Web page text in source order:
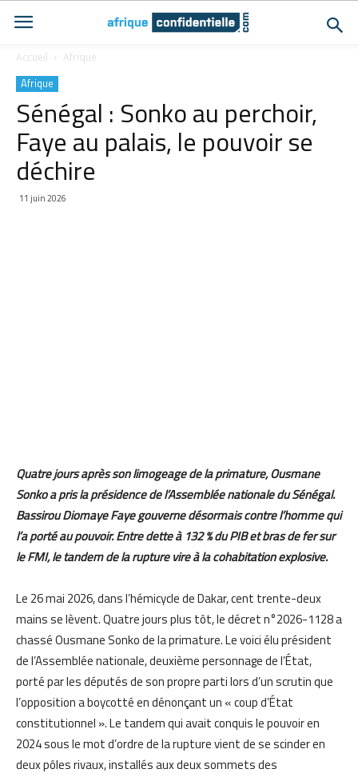
Accueil Afrique
Afrique
Sénégal : Sonko au perchoir,
Faye au palais, le pouvoir se
déchire
11 juin 2026
Quatre jours après son limogeage de la primature, Ousmane
Sonko a pris la présidence de l’Assemblée nationale du Sénégal.
Bassirou Diomaye Faye gouverne désormais contre l’homme qui
l’a porté au pouvoir. Entre dette à 132 % du PIB et bras de fer sur
le FMI, le tandem de la rupture vire à la cohabitation explosive.
Le 26 mai 2026, dans l’hémicycle de Dakar, cent trente-deux
mains se lèvent. Quatre jours plus tôt, le décret n°2026-1128 a
chassé Ousmane Sonko de la primature. Le voici élu président
de l’Assemblée nationale, deuxième personnage de l’État,
porté par les députés de son propre parti lors d’un scrutin que
l’opposition a boycotté en dénonçant un « coup d’État
constitutionnel ». Le tandem qui avait conquis le pouvoir en
2024 sous le mot d’ordre de la rupture vient de se scinder en
deux pôles rivaux, installés aux deux sommets des